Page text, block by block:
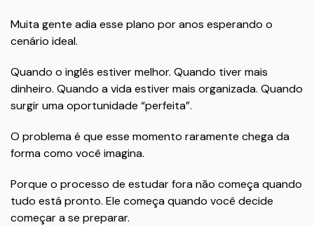
Muita gente adia esse plano por anos esperando o
cenário ideal.
Quando o inglês estiver melhor. Quando tiver mais
dinheiro. Quando a vida estiver mais organizada. Quando
surgir uma oportunidade “perfeita”.
O problema é que esse momento raramente chega da
forma como você imagina.
Porque o processo de estudar fora não começa quando
tudo está pronto. Ele começa quando você decide
começar a se preparar.